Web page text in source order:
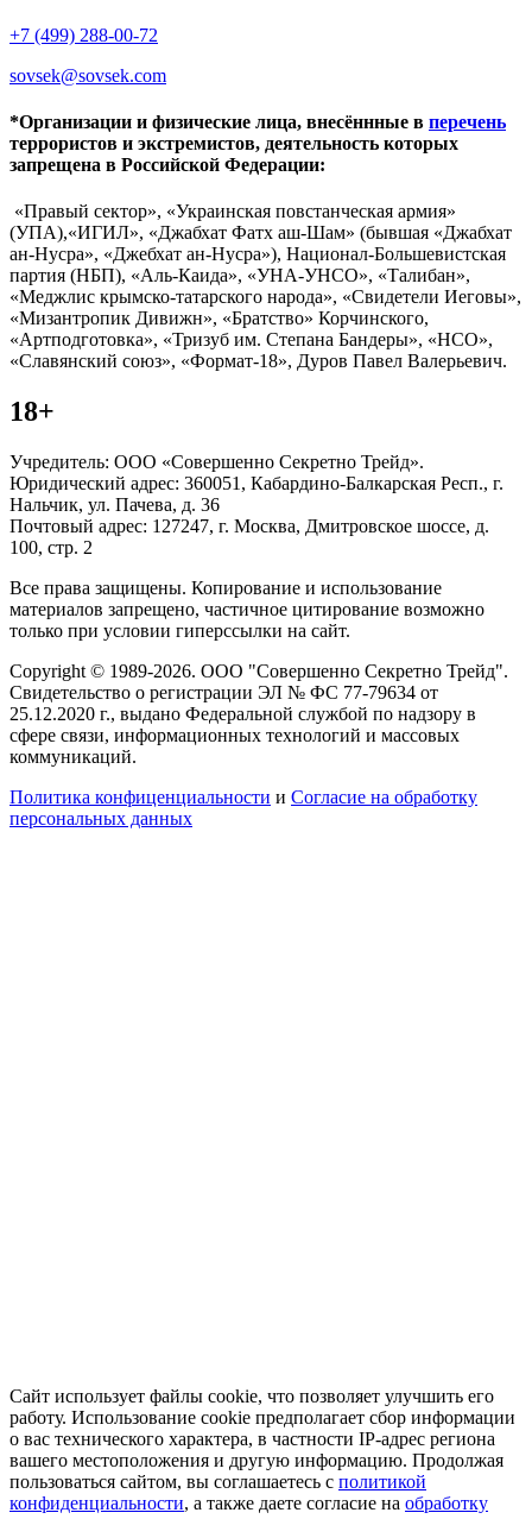
+7 (499) 288-00-72
sovsek@sovsek.com
*Организации и физические лица, внесённные в перечень
террористов и экстремистов, деятельность которых
запрещена в Российской Федерации:
«Правый сектор», «Украинская повстанческая армия»
(УПА),«ИГИЛ», «Джабхат Фатх аш-Шам» (бывшая «Джабхат
ан-Нусра», «Джебхат ан-Нусра»), Национал-Большевистская
партия (НБП), «Аль-Каида», «УНА-УНСО», «Талибан»,
«Меджлис крымско-татарского народа», «Свидетели Иеговы»,
«Мизантропик Дивижн», «Братство» Корчинского,
«Артподготовка», «Тризуб им. Степана Бандеры», «НСО»,
«Славянский союз», «Формат-18», Дуров Павел Валерьевич.
18+
Учредитель: ООО «Совершенно Секретно Трейд».
Юридический адрес: 360051, Кабардино-Балкарская Респ., г.
Нальчик, ул. Пачева, д. 36
Почтовый адрес: 127247, г. Москва, Дмитровское шоссе, д.
100, стр. 2
Все права защищены. Копирование и использование
материалов запрещено, частичное цитирование возможно
только при условии гиперссылки на сайт.
Copyright © 1989-2026. ООО "Совершенно Секретно Трейд".
Свидетельство о регистрации ЭЛ № ФС 77-79634 от
25.12.2020 г., выдано Федеральной службой по надзору в
сфере связи, информационных технологий и массовых
коммуникаций.
Политика конфиценциальности и Согласие на обработку
персональных данных
Сайт использует файлы cookie, что позволяет улучшить его
работу. Использование cookie предполагает сбор информации
о вас технического характера, в частности IP-адрес региона
вашего местоположения и другую информацию. Продолжая
пользоваться сайтом, вы соглашаетесь с политикой
конфиденциальности, а также даете согласие на обработку